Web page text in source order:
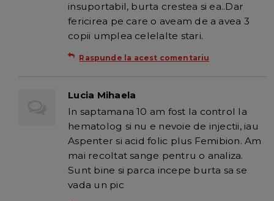
insuportabil, burta crestea si ea..Dar
fericirea pe care o aveam de a avea 3
copii umplea celelalte stari.
Raspunde la acest comentariu
Lucia Mihaela
In saptamana 10 am fost la control la
hematolog si nu e nevoie de injectii, iau
Aspenter si acid folic plus Femibion. Am
mai recoltat sange pentru o analiza.
Sunt bine si parca incepe burta sa se
vada un pic